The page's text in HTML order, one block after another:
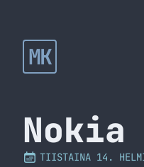
MK
TIISTAINA 14.